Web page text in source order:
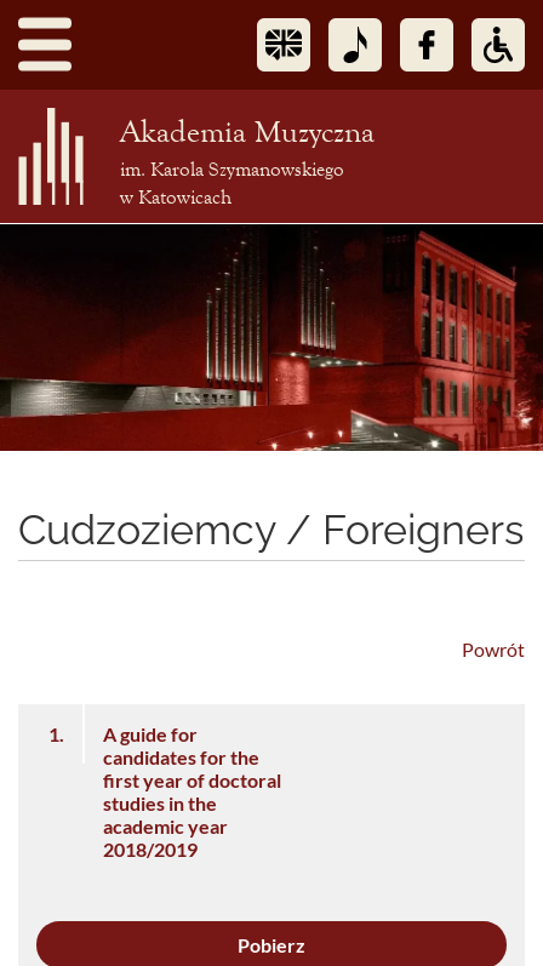
Akademia Muzyczna
im. Karola Szymanowskiego
w Katowicach
Cudzoziemcy / Foreigners
Powrót
1.
A guide for
candidates for the
first year of doctoral
studies in the
academic year
2018/2019
Pobierz